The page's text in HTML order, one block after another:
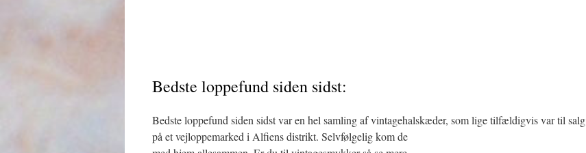
Bedste loppefund siden sidst:
Bedste loppefund siden sidst var en hel samling af vintagehalskæder, som lige tilfældigvis var til salg
på et vejloppemarked i Alfiens distrikt. Selvfølgelig kom de